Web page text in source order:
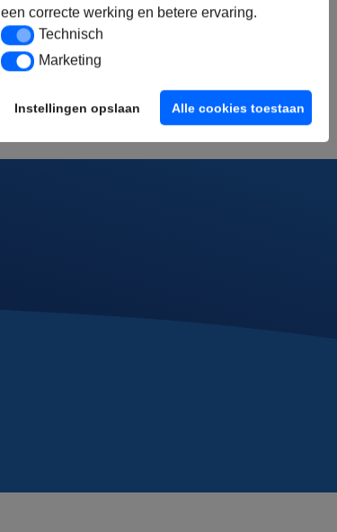
een correcte werking en betere ervaring.
TechnischTechnisch
MarketingMarketing
Instellingen opslaan Alle cookies toestaan